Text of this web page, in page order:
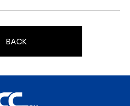
BACK